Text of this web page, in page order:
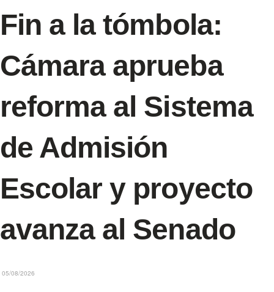
Fin a la tómbola:
Cámara aprueba
reforma al Sistema
de Admisión
Escolar y proyecto
avanza al Senado
05/08/2026